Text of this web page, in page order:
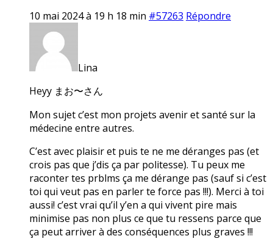
10 mai 2024 à 19 h 18 min #57263 Répondre
Lina
Heyy まお〜さん
Mon sujet c’est mon projets avenir et santé sur la
médecine entre autres.
C’est avec plaisir et puis te ne me déranges pas (et
crois pas que j’dis ça par politesse). Tu peux me
raconter tes prblms ça me dérange pas (sauf si c’est
toi qui veut pas en parler te force pas !!!). Merci à toi
aussi! c’est vrai qu’il y’en a qui vivent pire mais
minimise pas non plus ce que tu ressens parce que
ça peut arriver à des conséquences plus graves !!!